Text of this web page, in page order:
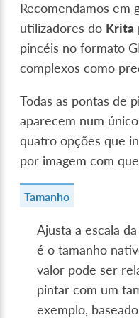
Recomendamos em
utilizadores do Krita
pincéis no formato
complexos como
Todas as pontas de
aparecem num
quatro opções que
por imagem com
Tamanho
Ajusta a escala
é o tamanho
valor pode ser
pintar com um
exemplo,